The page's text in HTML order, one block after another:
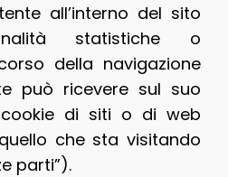
all’interno del sito
statistiche o
della navigazione
può ricevere sul suo
di siti o di web
che sta visitando
parti”).